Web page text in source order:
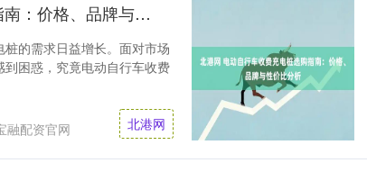
北港网 电动自行车收费充电桩选购指南：价格、品牌与性价比分析
的需求日益增长。面对市场
困惑，究竟电动自行车收费
融配资官网 北港网